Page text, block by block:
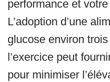
performance et
L’adoption d’une
glucose environ
l’exercice peut
pour minimiser